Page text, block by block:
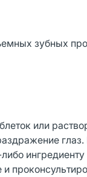
зубных
или